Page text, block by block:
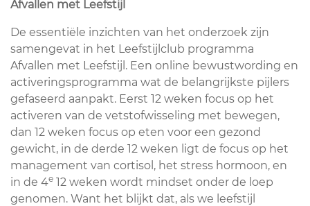
Afvallen met Leefstijl
De essentiële inzichten van het onderzoek zijn
samengevat in het Leefstijlclub programma
Afvallen met Leefstijl. Een online bewustwording en
activeringsprogramma wat de belangrijkste pijlers
gefaseerd aanpakt. Eerst 12 weken focus op het
activeren van de vetstofwisseling met bewegen,
dan 12 weken focus op eten voor een gezond
gewicht, in de derde 12 weken ligt de focus op het
management van cortisol, het stress hormoon, en
in de 4e 12 weken wordt mindset onder de loep
genomen. Want het blijkt dat, als we leefstijl